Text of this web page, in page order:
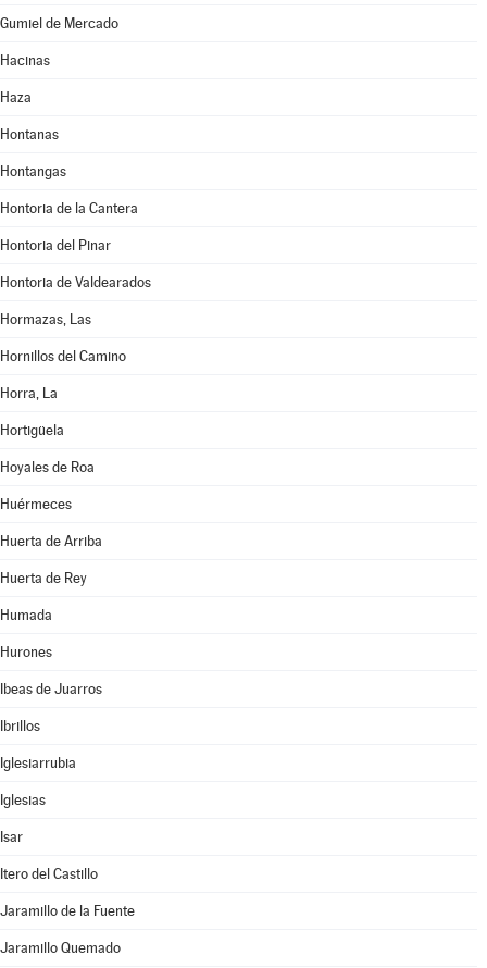
Gumiel de Mercado
Hacinas
Haza
Hontanas
Hontangas
Hontoria de la Cantera
Hontoria del Pinar
Hontoria de Valdearados
Hormazas, Las
Hornillos del Camino
Horra, La
Hortigüela
Hoyales de Roa
Huérmeces
Huerta de Arriba
Huerta de Rey
Humada
Hurones
Ibeas de Juarros
Ibrillos
Iglesiarrubia
Iglesias
Isar
Itero del Castillo
Jaramillo de la Fuente
Jaramillo Quemado